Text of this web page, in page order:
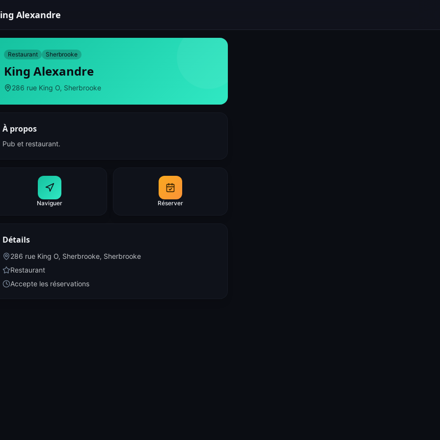
Alexandre
Restaurant Sherbrooke
King Alexandre
286 rue King O, Sherbrooke
À propos
Pub et restaurant.
Naviguer Réserver
Détails
286 rue King O, Sherbrooke, Sherbrooke
Restaurant
Accepte les réservations